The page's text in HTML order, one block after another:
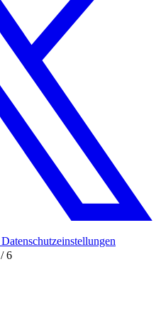
/6
Datenschutzeinstellungen